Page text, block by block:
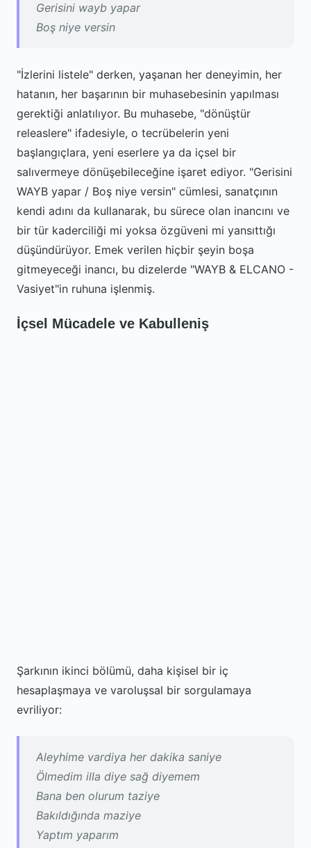
Gerisini wayb yapar
Boş niye versin
"İzlerini listele" derken, yaşanan her deneyimin, her
hatanın, her başarının bir muhasebesinin yapılması
gerektiği anlatılıyor. Bu muhasebe, "dönüştür
releaslere" ifadesiyle, o tecrübelerin yeni
başlangıçlara, yeni eserlere ya da içsel bir
salıvermeye dönüşebileceğine işaret ediyor. "Gerisini
WAYB yapar / Boş niye versin" cümlesi, sanatçının
kendi adını da kullanarak, bu sürece olan inancını ve
bir tür kaderciliği mi yoksa özgüveni mi yansıttığı
düşündürüyor. Emek verilen hiçbir şeyin boşa
gitmeyeceği inancı, bu dizelerde "WAYB & ELCANO -
Vasiyet"in ruhuna işlenmiş.
İçsel Mücadele ve Kabulleniş
Şarkının ikinci bölümü, daha kişisel bir iç
hesaplaşmaya ve varoluşsal bir sorgulamaya
evriliyor:
Aleyhime vardiya her dakika saniye
Ölmedim illa diye sağ diyemem
Bana ben olurum taziye
Bakıldığında maziye
Yaptım yaparım